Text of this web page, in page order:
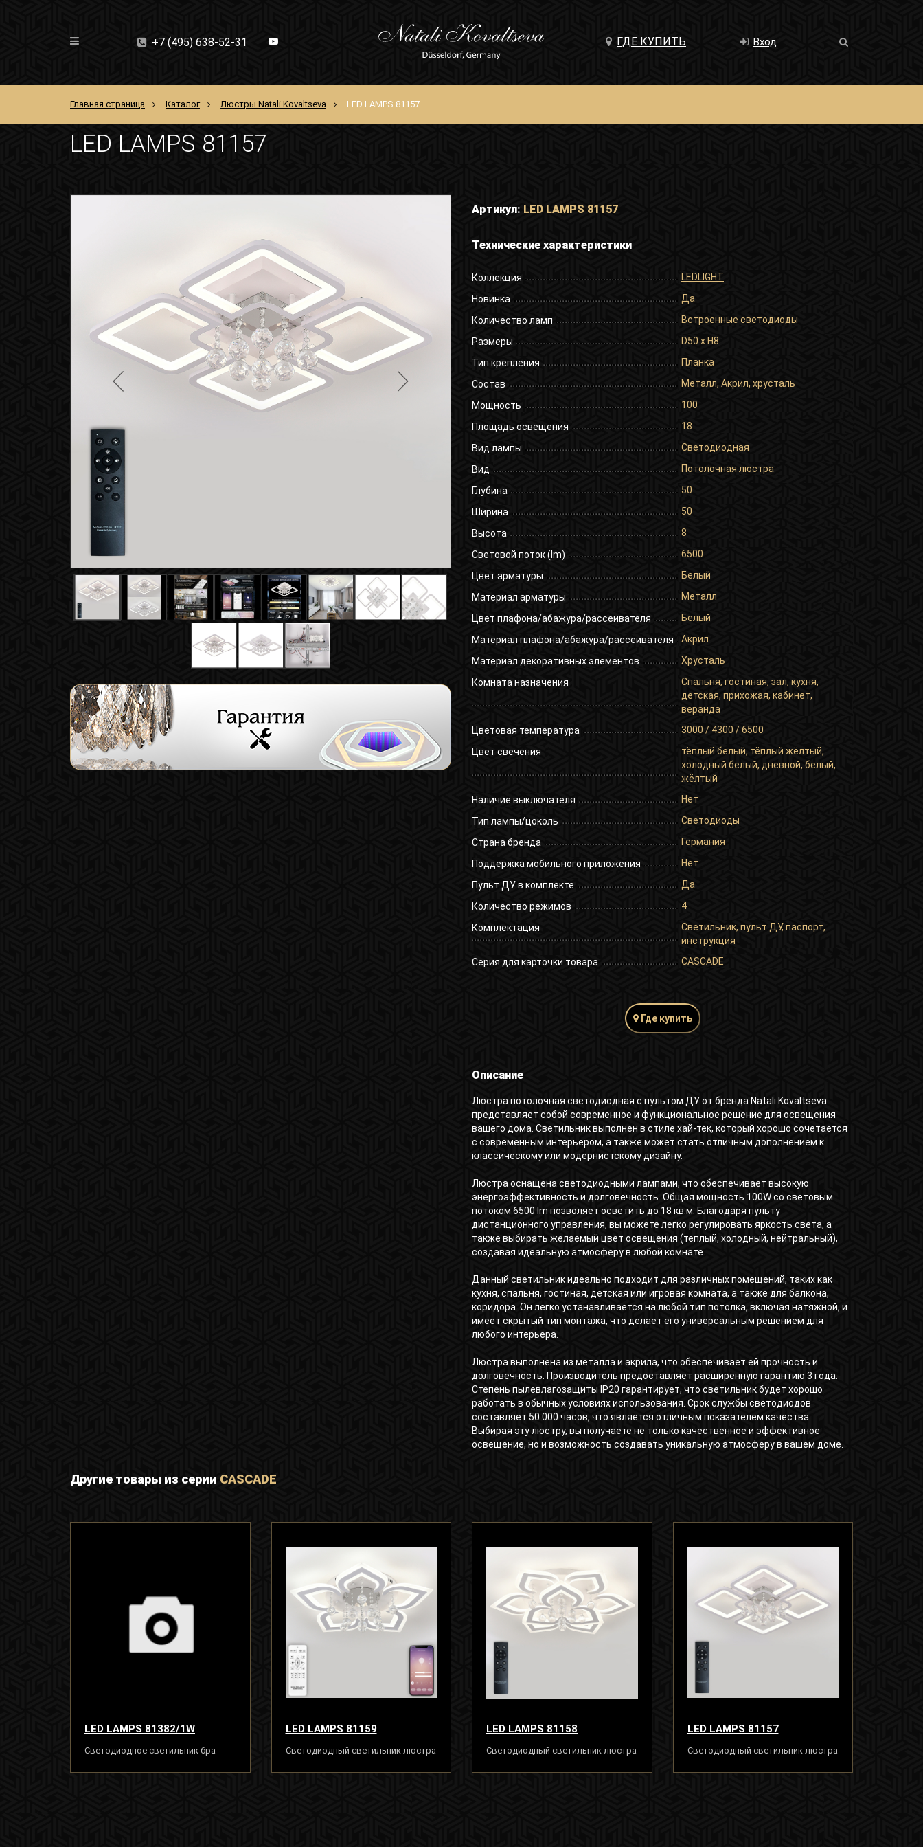
+7 (495) 638-52-31 ГДЕ КУПИТЬ Вход
Главная страница Каталог Люстры Natali Kovaltseva LED LAMPS 81157
LED LAMPS 81157
Артикул: LED LAMPS 81157
Технические характеристики
Коллекция LEDLIGHT
Новинка Да
Количество ламп Встроенные светодиоды
Размеры D50 х H8
Тип крепления Планка
Состав Металл, Акрил, хрусталь
Мощность 100
Площадь освещения 18
Вид лампы Светодиодная
Вид Потолочная люстра
Глубина 50
Ширина 50
Высота 8
Световой поток (lm) 6500
Цвет арматуры Белый
Материал арматуры Металл
Цвет плафона/абажура/рассеивателя Белый
Материал плафона/абажура/рассеивателя Акрил
Материал декоративных элементов Хрусталь
Комната назначения
Спальня, гостиная, зал, кухня,
детская, прихожая, кабинет,
веранда
Цветовая температура
3000 / 4300 / 6500
Цвет свечения
тёплый белый, тёплый жёлтый,
холодный белый, дневной, белый,
жёлтый
Наличие выключателя
Нет
Тип лампы/цоколь Светодиоды
Страна бренда Германия
Поддержка мобильного приложения Нет
Пульт ДУ в комплекте Да
Количество режимов 4
Комплектация
Светильник, пульт ДУ, паспорт,
инструкция
Серия для карточки товара
CASCADE
Где купить
Описание
Люстра потолочная светодиодная с пультом ДУ от бренда Natali Kovaltseva
представляет собой современное и функциональное решение для освещения
вашего дома. Светильник выполнен в стиле хай-тек, который хорошо сочетается
с современным интерьером, а также может стать отличным дополнением к
классическому или модернистскому дизайну.
Люстра оснащена светодиодными лампами, что обеспечивает высокую
энергоэффективность и долговечность. Общая мощность 100W со световым
потоком 6500 lm позволяет осветить до 18 кв.м. Благодаря пульту
дистанционного управления, вы можете легко регулировать яркость света, а
также выбирать желаемый цвет освещения (теплый, холодный, нейтральный),
создавая идеальную атмосферу в любой комнате.
Данный светильник идеально подходит для различных помещений, таких как
кухня, спальня, гостиная, детская или игровая комната, а также для балкона,
коридора. Он легко устанавливается на любой тип потолка, включая натяжной, и
имеет скрытый тип монтажа, что делает его универсальным решением для
любого интерьера.
Люстра выполнена из металла и акрила, что обеспечивает ей прочность и
долговечность. Производитель предоставляет расширенную гарантию 3 года.
Степень пылевлагозащиты IP20 гарантирует, что светильник будет хорошо
работать в обычных условиях использования. Срок службы светодиодов
составляет 50 000 часов, что является отличным показателем качества.
Выбирая эту люстру, вы получаете не только качественное и эффективное
освещение, но и возможность создавать уникальную атмосферу в вашем доме.
Другие товары из серии CASCADE
LED LAMPS 81382/1W
Светодиодное светильник бра
LED LAMPS 81159
Светодиодный светильник люстра
140W, белый, LED
LED LAMPS 81158
Светодиодный светильник люстра
240W, белый, LED
LED LAMPS 81157
Светодиодный светильник люстра
100W, белый, LED